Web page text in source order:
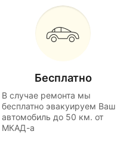
Бесплатно
В случае ремонта мы
бесплатно эвакуируем Ваш
автомобиль до 50 км. от
МКАД-а